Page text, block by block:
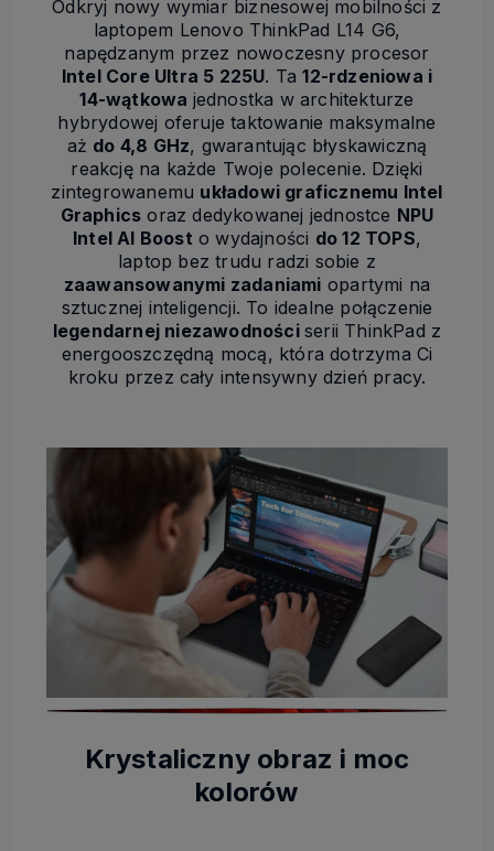
Odkryj nowy wymiar biznesowej mobilności z
laptopem Lenovo ThinkPad L14 G6,
napędzanym przez nowoczesny procesor
Intel Core Ultra 5 225U. Ta12-rdzeniowa i
14-wątkowa jednostka w architekturze
hybrydowej oferuje taktowanie maksymalne
aż do 4,8 GHz, gwarantując błyskawiczną
reakcję na każde Twoje polecenie. Dzięki
zintegrowanemu układowi graficznemu Intel
Graphics oraz dedykowanej jednostce NPU
Intel AI Boost o wydajności do 12 TOPS,
laptop bez trudu radzi sobie z
zaawansowanymi zadaniami opartymi na
sztucznej inteligencji. To idealne połączenie
legendarnej niezawodności serii ThinkPad z
energooszczędną mocą, która dotrzyma Ci
kroku przez cały intensywny dzień pracy.
Krystaliczny obraz i moc
kolorów